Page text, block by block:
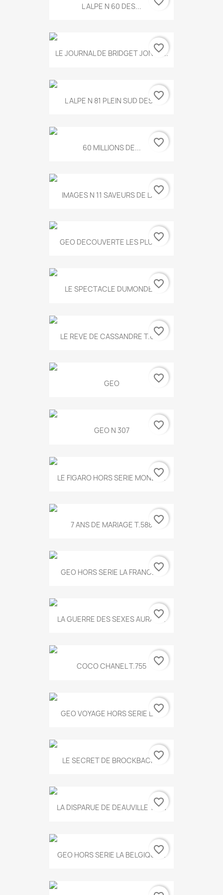
L ALPE N 60 DES...
LE JOURNAL DE BRIDGET JONES...
favorite_border
L ALPE N 81 PLEIN SUD DES...favorite_border
60 MILLIONS DE... favorite_border
IMAGES N 11 SAVEURS DE LA...
favorite_border
GEO DECOUVERTE LES PLUS...
favorite_border
LE SPECTACLE DUMONDE...favorite_border
LE REVE DE CASSANDRE T.634
favorite_border
GEO favorite_border
GEO N 307 favorite_border
LE FIGARO HORS SERIE MONET...
favorite_border
7 ANS DE MARIAGE T.588 favorite_border
GEO HORS SERIE LA FRANCE...
favorite_border
LA GUERRE DES SEXES AURA T...
favorite_border
COCO CHANEL T.755 favorite_border
GEO VOYAGE HORS SERIE LA...
favorite_border
LE SECRET DE BROCKBACK...
favorite_border
LA DISPARUE DE DEAUVILLE T.551
favorite_border
GEO HORS SERIE LA BELGIQUE...
favorite_border